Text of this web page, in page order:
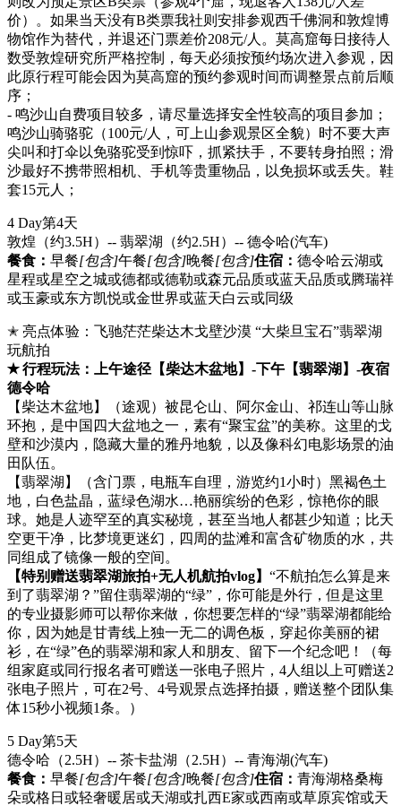
价）。如果当天没有B类票我社则安排参观西千佛洞和敦煌博
物馆作为替代，并退还门票差价208元/人。莫高窟每日接待人
数受敦煌研究所严格控制，每天必须按预约场次进入参观，因
此原行程可能会因为莫高窟的预约参观时间而调整景点前后顺
序；
- 鸣沙山自费项目较多，请尽量选择安全性较高的项目参加；
鸣沙山骑骆驼（100元/人，可上山参观景区全貌）时不要大声
尖叫和打伞以免骆驼受到惊吓，抓紧扶手，不要转身拍照；滑
沙最好不携带照相机、手机等贵重物品，以免损坏或丢失。鞋
套15元人；
4 Day第4天
敦煌（约3.5H）-- 翡翠湖（约2.5H）-- 德令哈(汽车)
餐食： 早餐[包含]午餐[包含]晚餐[包含]住宿： 德令哈云湖或
星程或星空之城或德都或德勒或森元品质或蓝天品质或腾瑞祥
或玉豪或东方凯悦或金世界或蓝天白云或同级
✭ 亮点体验：飞驰茫茫柴达木戈壁沙漠 “大柴旦宝石”翡翠湖
玩航拍
✭ 行程玩法：上午途径【柴达木盆地】-下午【翡翠湖】-夜宿
德令哈
【柴达木盆地】（途观）被昆仑山、阿尔金山、祁连山等山脉
环抱，是中国四大盆地之一，素有“聚宝盆”的美称。这里的戈
壁和沙漠内，隐藏大量的雅丹地貌，以及像科幻电影场景的油
田队伍。
【翡翠湖】（含门票，电瓶车自理，游览约1小时）黑褐色土
地，白色盐晶，蓝绿色湖水…艳丽缤纷的色彩，惊艳你的眼
球。她是人迹罕至的真实秘境，甚至当地人都甚少知道；比天
空更干净，比梦境更迷幻，四周的盐滩和富含矿物质的水，共
同组成了镜像一般的空间。
【特别赠送翡翠湖旅拍+无人机航拍vlog】 “不航拍怎么算是来
到了翡翠湖？”留住翡翠湖的“绿”，你可能是外行，但是这里
的专业摄影师可以帮你来做，你想要怎样的“绿”翡翠湖都能给
你，因为她是甘青线上独一无二的调色板，穿起你美丽的裙
衫，在“绿”色的翡翠湖和家人和朋友、留下一个纪念吧！（每
组家庭或同行报名者可赠送一张电子照片，4人组以上可赠送2
张电子照片，可在2号、4号观景点选择拍摄，赠送整个团队集
体15秒小视频1条。）
5 Day第5天
德令哈（2.5H）-- 茶卡盐湖（2.5H）-- 青海湖(汽车)
餐食： 早餐[包含]午餐[包含]晚餐[包含]住宿： 青海湖格桑梅
朵或格日或轻奢暖居或天湖或扎西E家或西南或草原宾馆或天